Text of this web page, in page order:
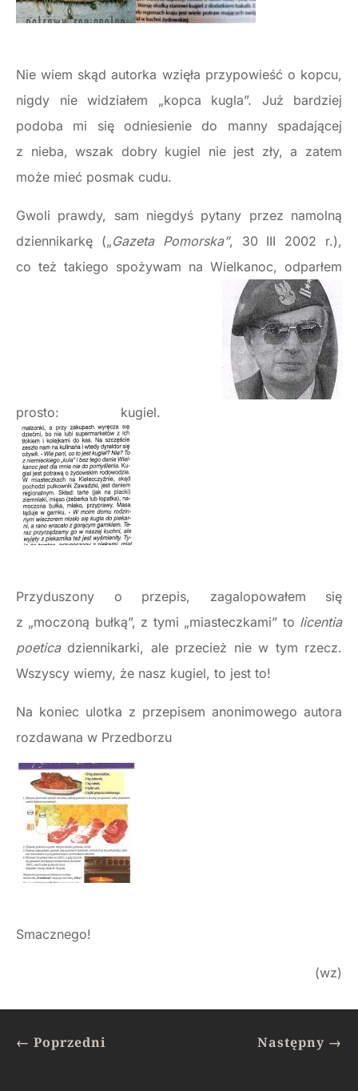
Nie wiem skąd autorka wzięła przypowieść o kopcu,
nigdy nie widziałem „kopca kugla”. Już bardziej
podoba mi się odniesienie do manny spadającej
z nieba, wszak dobry kugiel nie jest zły, a zatem
może mieć posmak cudu.
Gwoli prawdy, sam niegdyś pytany przez namolną
dziennikarkę („Gazeta Pomorska”, 30 III 2002 r.),
co też takiego spożywam na Wielkanoc, odparłem
prosto: kugiel.
Przyduszony o przepis, zagalopowałem się
z „moczoną bułką”, z tymi „miasteczkami” to licentia
poeticadziennikarki, ale przecież nie w tym rzecz.
Wszyscy wiemy, że nasz kugiel, to jest to!
Na koniec ulotka z przepisem anonimowego autora
rozdawana w Przedborzu
Smacznego!
(wz)
← Poprzedni Następny →